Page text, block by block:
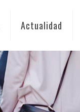
Actualidad